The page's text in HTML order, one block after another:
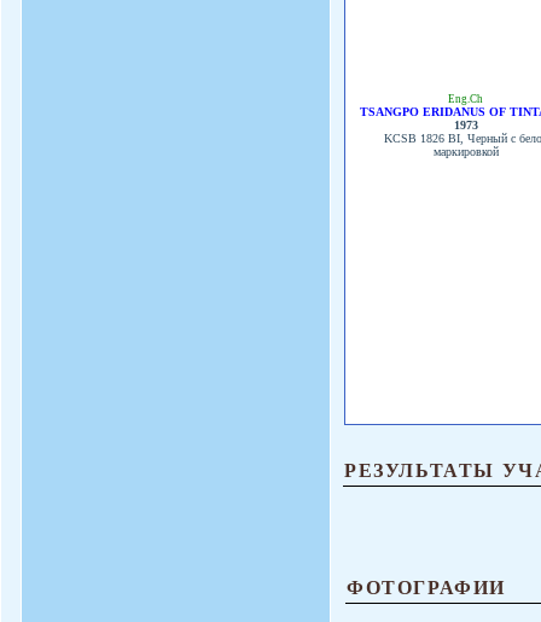
Eng.Ch
TSANGPO ERIDANUS OF
1973
KCSB 1826 BI, Черный с
маркировкой
РЕЗУЛЬТАТЫ
ФОТОГРАФИИ